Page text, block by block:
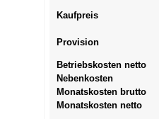
Kaufpreis
Provision
Betriebskosten netto
Nebenkosten
Monatskosten brutto
Monatskosten netto